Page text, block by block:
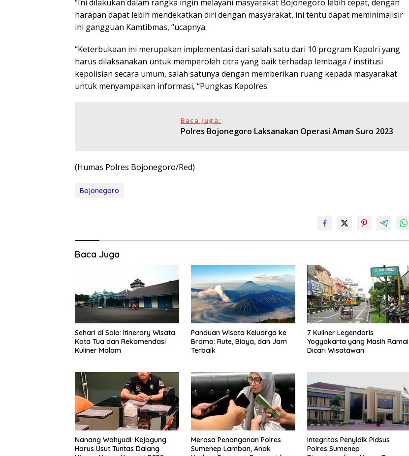
“Ini dilakukan dalam rangka ingin melayani masyarakat Bojonegoro lebih cepat, dengan
harapan dapat lebih mendekatkan diri dengan masyarakat, ini tentu dapat meminimalisir
ini gangguan Kamtibmas, “ucapnya.
“Keterbukaan ini merupakan implementasi dari salah satu dari 10 program Kapolri yang
harus dilaksanakan untuk memperoleh citra yang baik terhadap lembaga / institusi
kepolisian secara umum, salah satunya dengan memberikan ruang kepada masyarakat
untuk menyampaikan informasi, “Pungkas Kapolres.
Baca Juga:
Polres Bojonegoro Laksanakan Operasi Aman Suro 2023
(Humas Polres Bojonegoro/Red)
Bojonegoro
Baca Juga
Sehari di Solo: Itinerary Wisata
Kota Tua dan Rekomendasi
Kuliner Malam
Panduan Wisata Keluarga ke
Bromo: Rute, Biaya, dan Jam
Terbaik
7 Kuliner Legendaris
Yogyakarta yang Masih Ramai
Dicari Wisatawan
Nanang Wahyudi: Kejagung
Harus Usut Tuntas Dalang
Merasa Penanganan Polres
Sumenep Lamban, Anak
Integritas Penyidik Pidsus
Polres Sumenep